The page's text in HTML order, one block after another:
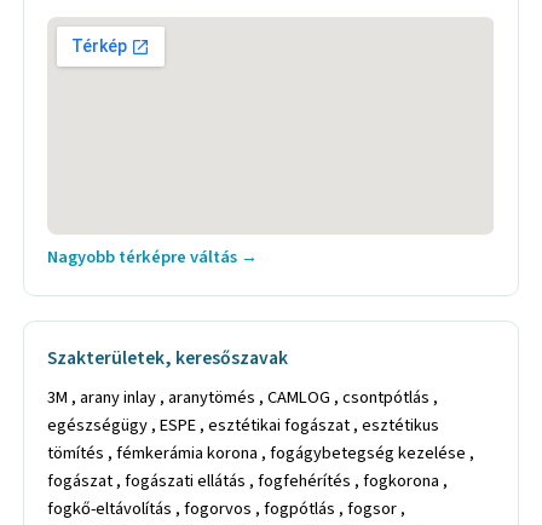
Nagyobb térképre váltás →
Szakterületek, keresőszavak
3M , arany inlay , aranytömés , CAMLOG , csontpótlás ,
egészségügy , ESPE , esztétikai fogászat , esztétikus
tömítés , fémkerámia korona , fogágybetegség kezelése ,
fogászat , fogászati ellátás , fogfehérítés , fogkorona ,
fogkő-eltávolítás , fogorvos , fogpótlás , fogsor ,